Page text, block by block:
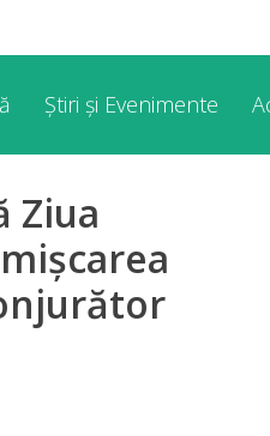
Știri și Evenimente
Ziua